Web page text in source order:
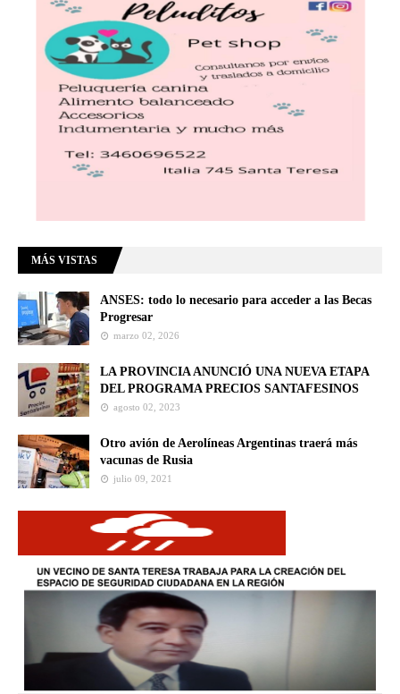
MÁS VISTAS
ANSES: todo lo necesario para acceder a las Becas
Progresar
marzo 02, 2026
LA PROVINCIA ANUNCIÓ UNA NUEVA ETAPA
DEL PROGRAMA PRECIOS SANTAFESINOS
agosto 02, 2023
Otro avión de Aerolíneas Argentinas traerá más
vacunas de Rusia
julio 09, 2021